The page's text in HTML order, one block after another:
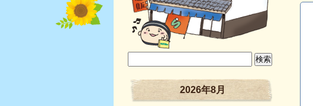
2026年8月